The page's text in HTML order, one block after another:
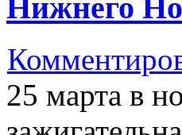
Нижнего
25 марта в